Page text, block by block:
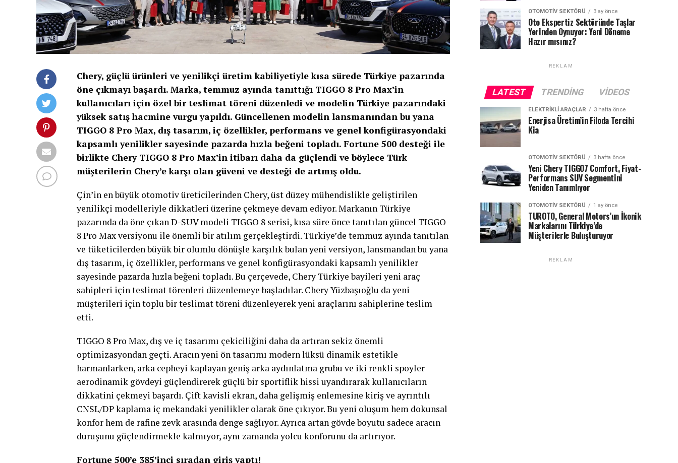
Chery, güçlü ürünleri ve yenilikçi üretim kabiliyetiyle kısa sürede Türkiye pazarında
öne çıkmayı başardı. Marka, temmuz ayında tanıttığı TIGGO 8 Pro Max’in
kullanıcıları için özel bir teslimat töreni düzenledi ve modelin Türkiye pazarındaki
yüksek satış hacmine vurgu yapıldı. Güncellenen modelin lansmanından bu yana
TIGGO 8 Pro Max, dış tasarım, iç özellikler, performans ve genel konfigürasyondaki
kapsamlı yenilikler sayesinde pazarda hızla beğeni topladı. Fortune 500 desteği ile
birlikte Chery TIGGO 8 Pro Max’in itibarı daha da güçlendi ve böylece Türk
müşterilerin Chery’e karşı olan güveni ve desteği de artmış oldu.
Çin’in en büyük otomotiv üreticilerinden Chery, üst düzey mühendislikle geliştirilen
yenilikçi modelleriyle dikkatleri üzerine çekmeye devam ediyor. Markanın Türkiye
pazarında da öne çıkan D-SUV modeli TIGGO 8 serisi, kısa süre önce tanıtılan güncel TIGGO
8 Pro Max versiyonu ile önemli bir atılım gerçekleştirdi. Türkiye’de temmuz ayında tanıtılan
ve tüketicilerden büyük bir olumlu dönüşle karşılık bulan yeni versiyon, lansmandan bu yana
dış tasarım, iç özellikler, performans ve genel konfigürasyondaki kapsamlı yenilikler
sayesinde pazarda hızla beğeni topladı. Bu çerçevede, Chery Türkiye bayileri yeni araç
sahipleri için teslimat törenleri düzenlemeye başladılar. Chery Yüzbaşıoğlu da yeni
müşterileri için toplu bir teslimat töreni düzenleyerek yeni araçlarını sahiplerine teslim
etti.
TIGGO 8 Pro Max, dış ve iç tasarımı çekiciliğini daha da artıran sekiz önemli
optimizasyondan geçti. Aracın yeni ön tasarımı modern lüksü dinamik estetikle
harmanlarken, arka cepheyi kaplayan geniş arka aydınlatma grubu ve iki renkli spoyler
aerodinamik gövdeyi güçlendirerek güçlü bir sportiflik hissi uyandırarak kullanıcıların
dikkatini çekmeyi başardı. Çift kavisli ekran, daha gelişmiş enlemesine kiriş ve ayrıntılı
CNSL/DP kaplama iç mekandaki yenilikler olarak öne çıkıyor. Bu yeni oluşum hem dokunsal
konfor hem de rafine zevk arasında denge sağlıyor. Ayrıca artan gövde boyutu sadece aracın
duruşunu güçlendirmekle kalmıyor, aynı zamanda yolcu konforunu da artırıyor.
Fortune 500’e 385’inci sıradan giriş yaptı!
OTOMOTIV SEKTÖRÜ 3 ay önce
Oto Ekspertiz Sektöründe Taşlar
Yerinden Oynuyor: Yeni Döneme
Hazır mısınız?
REKLAM
LATEST TRENDING VIDEOS
ELEKTRIKLI ARAÇLAR 3 hafta önce
Enerjisa Üretim’in Filoda Tercihi
Kia
OTOMOTIV SEKTÖRÜ 3 hafta önce
Yeni Chery TIGGO7 Comfort, Fiyat-
Performans SUV Segmentini
Yeniden Tanımlıyor
OTOMOTIV SEKTÖRÜ 1 ay önce
TUROTO, General Motors’un İkonik
Markalarını Türkiye’de
Müşterilerle Buluşturuyor
REKLAM